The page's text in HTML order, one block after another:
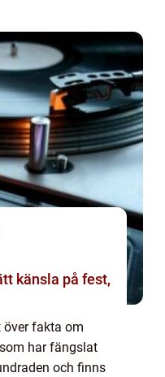
över fakta om
har fängslat
och finns